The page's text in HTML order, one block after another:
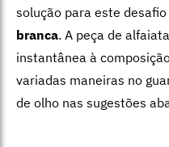
solução para este
branca. A peça de
instantânea à
variadas maneiras no
de olho nas sugestões